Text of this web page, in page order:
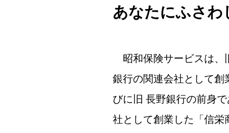
あなたにふさわ
昭和保険サービスは、
銀行の関連会社として創
びに旧 長野銀行の前身
社として創業した「信栄